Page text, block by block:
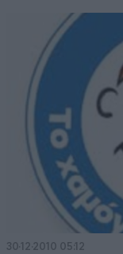
30·12·2010 05:12